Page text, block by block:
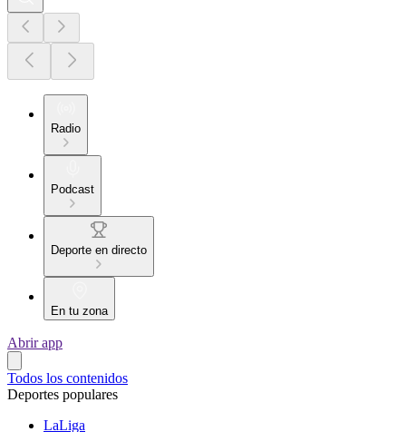
Radio
Podcast
Deporte en directo
En tu zona
Abrir app
Todos los contenidos
Deportes populares
LaLiga